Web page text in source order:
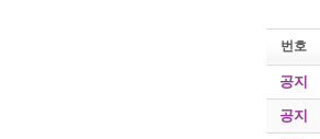
번호
공지
공지